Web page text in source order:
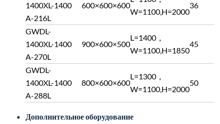
1400XL-
A-216L
1400 600×600×600
W=1100,H=2000
36
GWDL-
1400XL-
A-270L
1400 900×600×500
L=1400，
W=1100,H=1850
45
GWDL-
1400XL-
A-288L
1400 800×600×600
L=1300，
W=1100,H=2000
50
Дополнительное оборудование